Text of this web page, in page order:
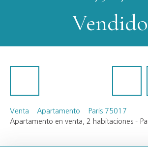
Vendido
Venta Apartamento
Paris 75017
Apartamento en venta, 2 habitaciones -